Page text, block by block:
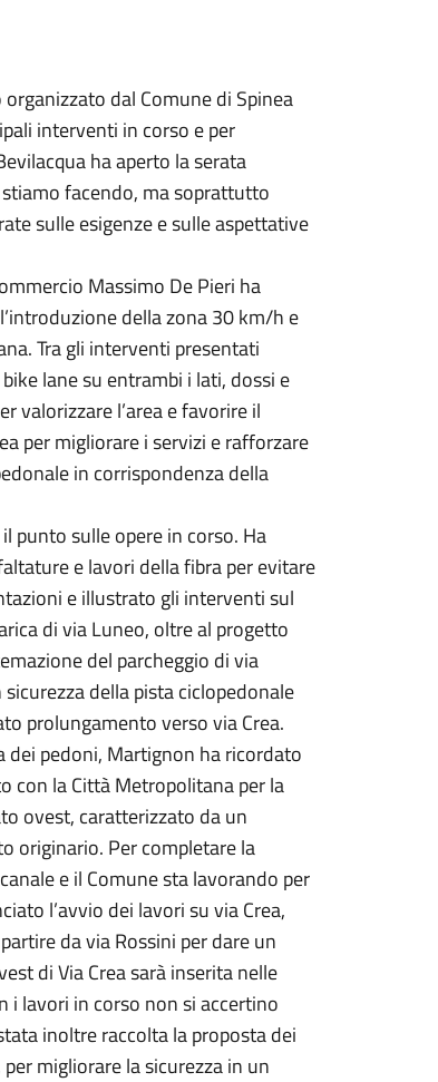
dal Comune di Spinea
interventi in corso e per
ha aperto la serata
facendo, ma soprattutto
sulle esigenze e sulle aspettative
Massimo De Pieri ha
della zona 30 km/h e
Tra gli interventi presentati
lane su entrambi i lati, dossi e
valorizzare l’area e favorire il
per migliorare i servizi e rafforzare
in corrispondenza della
punto sulle opere in corso. Ha
e lavori della fibra per evitare
e illustrato gli interventi sul
di via Luneo, oltre al progetto
del parcheggio di via
della pista ciclopedonale
prolungamento verso via Crea.
dei pedoni, Martignon ha ricordato
con la Città Metropolitana per la
ovest, caratterizzato da un
originario. Per completare la
e il Comune sta lavorando per
l’avvio dei lavori su via Crea,
da via Rossini per dare un
di Via Crea sarà inserita nelle
lavori in corso non si accertino
inoltre raccolta la proposta dei
migliorare la sicurezza in un